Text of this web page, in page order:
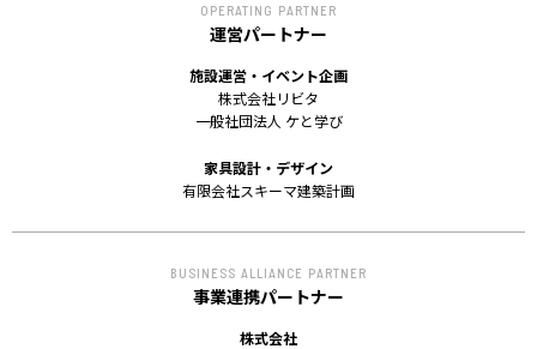
活動紹介
ACCESS
アクセス
OPERATING PARTNER
運営パートナー
施設運営・イベント企画
株式会社リビタ
一般社団法人 ケと学び
家具設計・デザイン
有限会社スキーマ建築計画
BUSINESS ALLIANCE PARTNER
事業連携パートナー
株式会社